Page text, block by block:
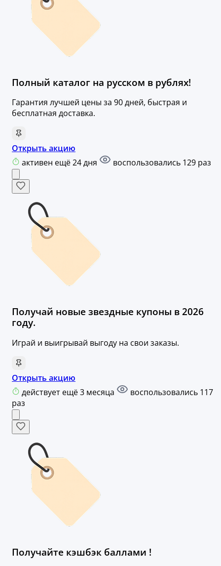
Полный каталог на русском в рублях!
Гарантия лучшей цены за 90 дней, быстрая и
бесплатная доставка.
Открыть акцию
активен ещё 24 дня
воспользовались 129 раз
Получай новые звездные купоны в 2026
году.
Играй и выигрывай выгоду на свои заказы.
Открыть акцию
действует ещё 3 месяца
воспользовались 117
раз
Получайте кэшбэк баллами !